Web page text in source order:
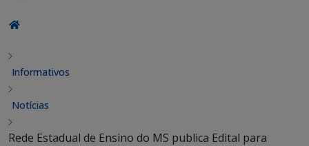
Informativos
Notícias
Rede Estadual de Ensino do MS publica Edital para